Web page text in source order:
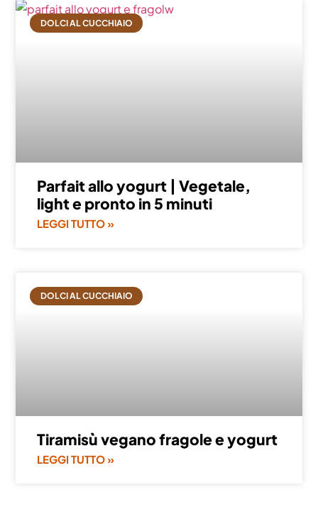
DOLCI AL CUCCHIAIO
Parfait allo yogurt | Vegetale,
light e pronto in 5 minuti
LEGGI TUTTO »
DOLCI AL CUCCHIAIO
Tiramisù vegano fragole e yogurt
LEGGI TUTTO »